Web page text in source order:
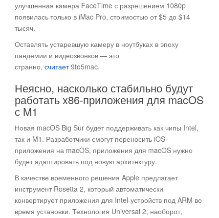
улучшенная камера FaceTime с разрешением 1080p
появилась только в iMac Pro, стоимостью от $5 до $14
тысяч.
Оставлять устаревшую камеру в ноутбуках в эпоху
пандемии и видеозвонков — это
странно, считает9to5mac.
Неясно, насколько стабильно будут
работать x86-приложения для macOS
с M1
Новая macOS Big Sur будет поддерживать как чипы Intel,
так и M1. Разработчики смогут переносить iOS-
приложения на macOS, приложения для macOS нужно
будет адаптировать под новую архитектуру.
В качестве временного решения Apple предлагает
инструмент Rosetta 2, который автоматически
конвертирует приложения для Intel-устройств под ARM во
время установки. Технология Universal 2, наоборот,